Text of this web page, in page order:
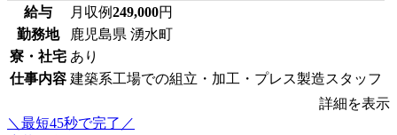
給与 月収例249,000円
勤務地
鹿児島県 湧水町
寮・社宅 あり
仕事内容 建築系工場での組立・加工・プレス製造スタッフ
詳細を表示
＼最短45秒で完了／